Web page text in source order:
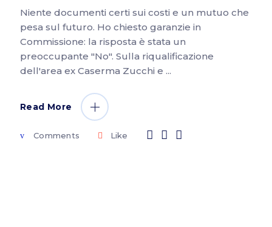
Niente documenti certi sui costi e un mutuo che
pesa sul futuro. Ho chiesto garanzie in
Commissione: la risposta è stata un
preoccupante "No". Sulla riqualificazione
dell'area ex Caserma Zucchi e
Read More
Comments Like